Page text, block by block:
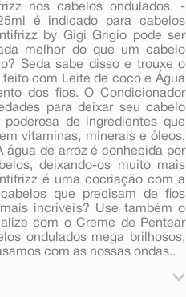
nos cabelos ondulados. -
é indicado para cabelos
by Gigi Grigio pode ser
melhor do que um cabelo
Seda sabe disso e trouxe o
com Leite de coco e Água
dos fios. O Condicionador
para deixar seu cabelo
de ingredientes que
vitaminas, minerais e óleos,
água de arroz é conhecida por
deixando-os muito mais
é uma cocriação com a
que precisam de fios
incríveis? Use também o
com o Creme de Pentear
ondulados mega brilhosos,
com as nossas ondas..